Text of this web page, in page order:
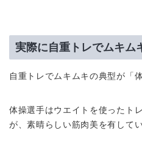
実際に自重トレでムキム
自重トレでムキムキの典型が「
体操選手はウエイトを使ったト
が、素晴らしい筋肉美を有してい